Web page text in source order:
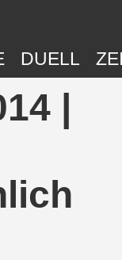
DUELL
|